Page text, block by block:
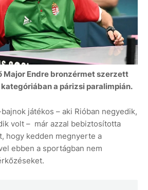
Major Endre bronzérmet szerzett
a párizsi paralimpián.
játékos – aki Rióban negyedik,
volt – már azzal bebiztosította
hogy kedden megnyerte a
ebben a sportágban nem